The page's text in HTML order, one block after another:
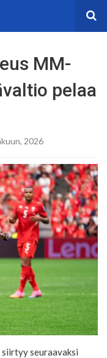
MM-
pelaa
2026
siirtyy seuraavaksi